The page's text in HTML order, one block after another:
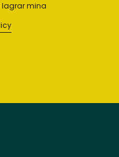
lagrar mina